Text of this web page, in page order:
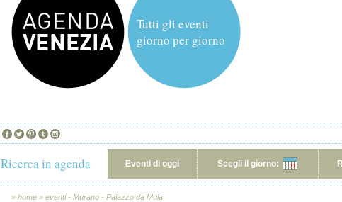
Tutti gli eventi
giorno per giorno
Ricerca in agenda Eventi di oggi Scegli il giorno:
» home » eventi - Murano - Palazzo da Mula